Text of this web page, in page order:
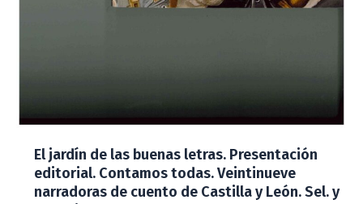
El jardín de las buenas letras. Presentación
editorial. Contamos todas. Veintinueve
narradoras de cuento de Castilla y León. Sel. y